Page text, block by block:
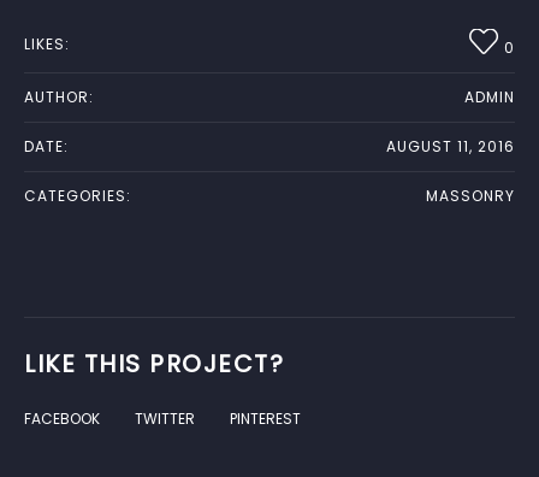
LIKES: 0
AUTHOR: ADMIN
DATE: AUGUST 11, 2016
CATEGORIES: MASSONRY
LIKE THIS PROJECT?
FACEBOOK TWITTER PINTEREST